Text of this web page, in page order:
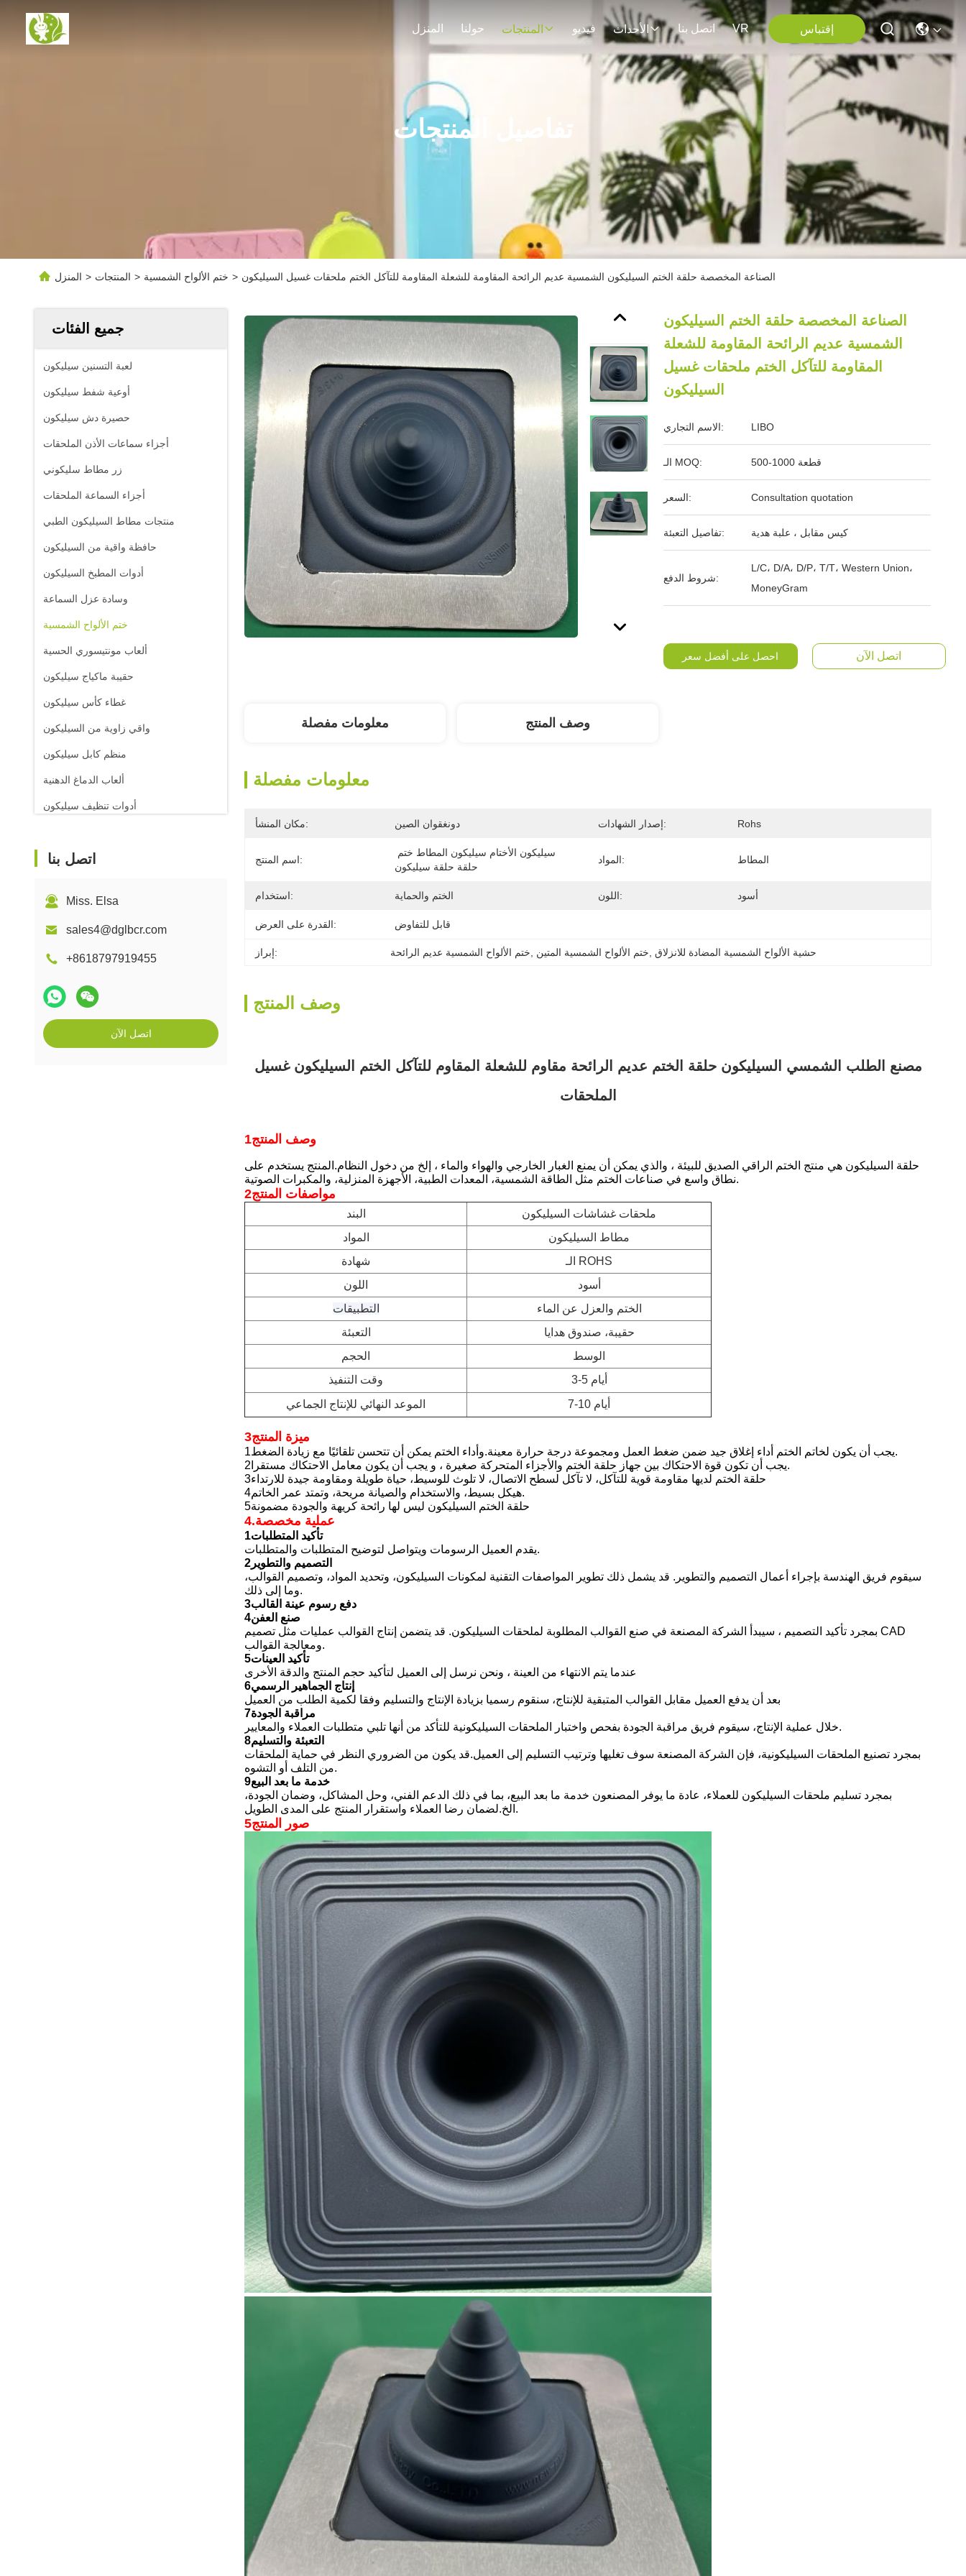
المنزل حولنا المنتجات فيديو الأحداث اتصل بنا VR إقتباس
تفاصيل المنتجات
المنزل > المنتجات > ختم الألواح الشمسية > الصناعة المخصصة حلقة الختم السيليكون الشمسية عديم الرائحة المقاومة للشعلة المقاومة للتآكل الختم ملحقات غسيل السيليكون
جميع الفئات
لعبة التسنين سيليكون
أوعية شفط سيليكون
حصيرة دش سيليكون
أجزاء سماعات الأذن الملحقات
زر مطاط سليكوني
أجزاء السماعة الملحقات
منتجات مطاط السيليكون الطبي
حافظة واقية من السيليكون
أدوات المطبخ السيليكون
وسادة عزل السماعة
ختم الألواح الشمسية
ألعاب مونتيسوري الحسية
حقيبة ماكياج سيليكون
غطاء كأس سيليكون
واقي زاوية من السيليكون
منظم كابل سيليكون
ألعاب الدماغ الدهنية
أدوات تنظيف سيليكون
اتصل بنا
Miss. Elsa
sales4@dglbcr.com
+8618797919455
اتصل الآن
الصناعة المخصصة حلقة الختم السيليكون
الشمسية عديم الرائحة المقاومة للشعلة
المقاومة للتآكل الختم ملحقات غسيل
السيليكون
الاسم التجاري: LIBO
الـ MOQ: 500-1000 قطعة
السعر: Consultation quotation
تفاصيل التعبئة: كيس مقابل ، علبة هدية
شروط الدفع:
L/C، D/A، D/P، T/T، Western Union،
MoneyGram
احصل على أفضل سعر اتصل الآن
معلومات مفصلة وصف المنتج
معلومات مفصلة
مكان المنشأ: دونغقوان الصين إصدار الشهادات: Rohs
اسم المنتج:
حلقة حلقة سيليكون
المواد: المطاط
استخدام: الختم والحماية اللون: أسود
القدرة على العرض: قابل للتفاوض
إبراز: ختم الألواح الشمسية عديم الرائحة ختم الألواح الشمسية المتين حشية الألواح الشمسية المضادة للانزلاق
وصف المنتج
مصنع الطلب الشمسي السيليكون حلقة الختم عديم الرائحة مقاوم للشعلة المقاوم للتآكل الختم السيليكون غسيل
الملحقات
1وصف المنتج
حلقة السيليكون هي منتج الختم الراقي الصديق للبيئة ، والذي يمكن أن يمنع الغبار الخارجي والهواء والماء ، إلخ من دخول النظام.المنتج يستخدم على
نطاق واسع في صناعات الختم مثل الطاقة الشمسية، المعدات الطبية، الأجهزة المنزلية، والمكبرات الصوتية.
2مواصفات المنتج
البند
ملحقات غشاشات السيليكون
المواد
مطاط السيليكون
شهادة
الـ ROHS
اللون
أسود
التطبيقات
الختم والعزل عن الماء
التعبئة
حقيبة، صندوق هدايا
الحجم
الوسط
وقت التنفيذ
3-5 أيام
الموعد النهائي للإنتاج الجماعي
7-10 أيام
3ميزة المنتج
1يجب أن يكون لخاتم الختم أداء إغلاق جيد ضمن ضغط العمل ومجموعة درجة حرارة معينة.وأداء الختم يمكن أن تتحسن تلقائيًا مع زيادة الضغط.
2يجب أن تكون قوة الاحتكاك بين جهاز حلقة الختم والأجزاء المتحركة صغيرة ، و يجب أن يكون معامل الاحتكاك مستقرا.
3حلقة الختم لديها مقاومة قوية للتآكل، لا تآكل لسطح الاتصال، لا تلوث للوسيط، حياة طويلة ومقاومة جيدة للارتداء
4هيكل بسيط، والاستخدام والصيانة مريحة، وتمتد عمر الخاتم.
5حلقة الختم السيليكون ليس لها رائحة كريهة والجودة مضمونة
4.عملية مخصصة
1تأكيد المتطلبات
يقدم العميل الرسومات ويتواصل لتوضيح المتطلبات والمتطلبات.
2التصميم والتطوير
سيقوم فريق الهندسة بإجراء أعمال التصميم والتطوير. قد يشمل ذلك تطوير المواصفات التقنية لمكونات السيليكون، وتحديد المواد، وتصميم القوالب،
وما إلى ذلك.
3دفع رسوم عينة القالب
4صنع العفن
بمجرد تأكيد التصميم ، سيبدأ الشركة المصنعة في صنع القوالب المطلوبة لملحقات السيليكون. قد يتضمن إنتاج القوالب عمليات مثل تصميم CAD
ومعالجة القوالب.
5تأكيد العينات
عندما يتم الانتهاء من العينة ، ونحن نرسل إلى العميل لتأكيد حجم المنتج والدقة الأخرى
6إنتاج الجماهير الرسمي
بعد أن يدفع العميل مقابل القوالب المتبقية للإنتاج، سنقوم رسميا بزيادة الإنتاج والتسليم وفقا لكمية الطلب من العميل
7مراقبة الجودة
خلال عملية الإنتاج، سيقوم فريق مراقبة الجودة بفحص واختبار الملحقات السيليكونية للتأكد من أنها تلبي متطلبات العملاء والمعايير.
8التعبئة والتسليم
بمجرد تصنيع الملحقات السيليكونية، فإن الشركة المصنعة سوف تغليها وترتيب التسليم إلى العميل.قد يكون من الضروري النظر في حماية الملحقات
من التلف أو التشوه.
9خدمة ما بعد البيع
بمجرد تسليم ملحقات السيليكون للعملاء، عادة ما يوفر المصنعون خدمة ما بعد البيع، بما في ذلك الدعم الفني، وحل المشاكل، وضمان الجودة،
الخ.لضمان رضا العملاء واستقرار المنتج على المدى الطويل.
5صور المنتج